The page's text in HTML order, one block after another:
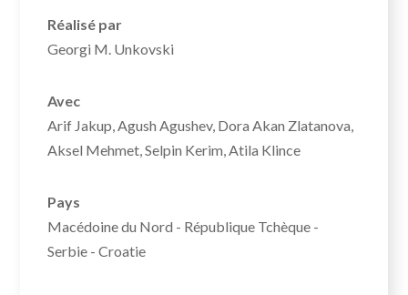
Réalisé par
Georgi M. Unkovski
Avec
Arif Jakup, Agush Agushev, Dora Akan Zlatanova,
Aksel Mehmet, Selpin Kerim, Atila Klince
Pays
Macédoine du Nord - République Tchèque -
Serbie - Croatie